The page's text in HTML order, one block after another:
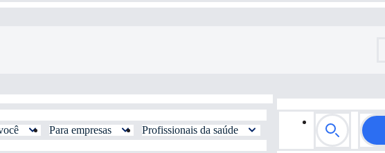
Para empresas Profissionais da saúde